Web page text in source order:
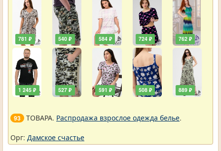
781 ₽
1 245 ₽
540 ₽
527 ₽
584 ₽
591 ₽
724 ₽
508 ₽
762 ₽
889 ₽
93 ТОВАРА. Распродажа взрослое одежда белье.
Орг: Дамское счастье